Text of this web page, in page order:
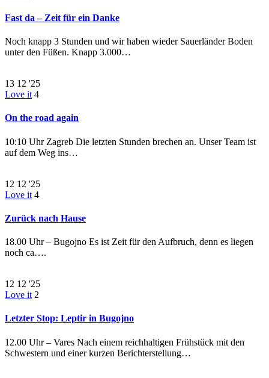
Fast da – Zeit für ein Danke
Noch knapp 3 Stunden und wir haben wieder Sauerländer Boden
unter den Füßen. Knapp 3.000…
13 12 '25
Love it 4
On the road again
10:10 Uhr Zagreb Die letzten Stunden brechen an. Unser Team ist
auf dem Weg ins…
12 12 '25
Love it 4
Zurück nach Hause
18.00 Uhr – Bugojno Es ist Zeit für den Aufbruch, denn es liegen
noch ca….
12 12 '25
Love it 2
Letzter Stop: Leptir in Bugojno
12.00 Uhr – Vares Nach einem reichhaltigen Frühstück mit den
Schwestern und einer kurzen Berichterstellung…